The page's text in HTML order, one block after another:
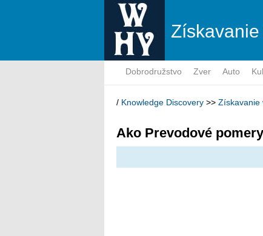
Dobrodružstvo Zver Auto
/ Knowledge Discovery >> Získavanie
Ako Prevodové